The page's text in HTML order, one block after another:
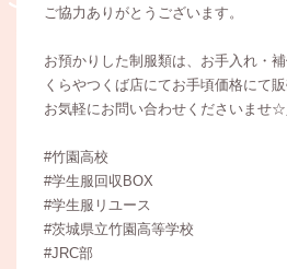
ご協力ありがとうございます。
お預かりした制服類は、お手入れ・
くらやつくば店にてお手頃価格にて販
お気軽にお問い合わせくださいませ
#竹園高校
#学生服回収BOX
#学生服リユース
#茨城県立竹園高等学校
#JRC部